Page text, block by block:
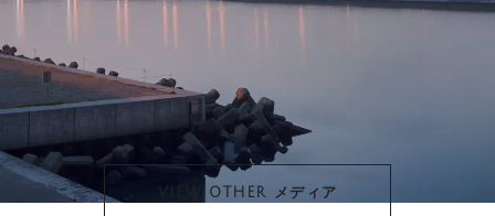
VIEW OTHER メディア